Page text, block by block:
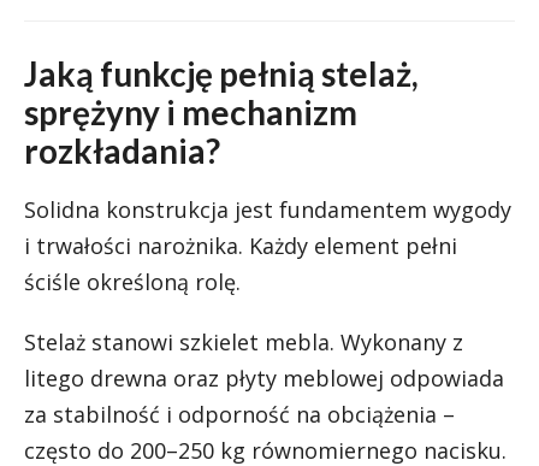
Jaką funkcję pełnią stelaż,
sprężyny i mechanizm
rozkładania?
Solidna konstrukcja jest fundamentem wygody
i trwałości narożnika. Każdy element pełni
ściśle określoną rolę.
Stelaż stanowi szkielet mebla. Wykonany z
litego drewna oraz płyty meblowej odpowiada
za stabilność i odporność na obciążenia –
często do 200–250 kg równomiernego nacisku.